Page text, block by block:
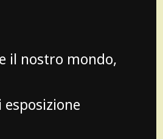
il nostro mondo,